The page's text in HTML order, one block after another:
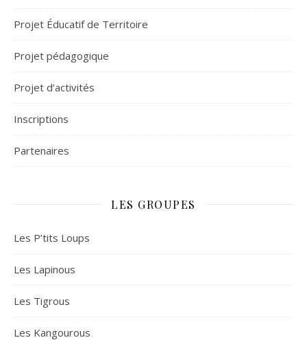
Projet Éducatif de Territoire
Projet pédagogique
Projet d’activités
Inscriptions
Partenaires
LES GROUPES
Les P’tits Loups
Les Lapinous
Les Tigrous
Les Kangourous